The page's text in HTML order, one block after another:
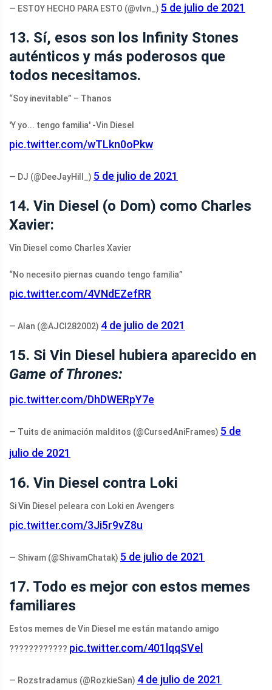
— ESTOY HECHO PARA ESTO (@vlvn_) 5 de julio de 2021
13. Sí, esos son los Infinity Stones
auténticos y más poderosos que
todos necesitamos.
“Soy inevitable” – Thanos
'Y yo... tengo familia' -Vin Diesel
pic.twitter.com/wTLkn0oPkw
— DJ (@DeeJayHill_) 5 de julio de 2021
14. Vin Diesel (o Dom) como Charles
Xavier:
Vin Diesel como Charles Xavier
“No necesito piernas cuando tengo familia”
pic.twitter.com/4VNdEZefRR
— Alan (@AJCI282002) 4 de julio de 2021
15. Si Vin Diesel hubiera aparecido en
Game of Thrones:
pic.twitter.com/DhDWERpY7e
— Tuits de animación malditos (@CursedAniFrames) 5 de
julio de 2021
16. Vin Diesel contra Loki
Si Vin Diesel peleara con Loki en Avengers
pic.twitter.com/3Ji5r9vZ8u
— Shivam (@ShivamChatak) 5 de julio de 2021
17. Todo es mejor con estos memes
familiares
Estos memes de Vin Diesel me están matando amigo
???????????? pic.twitter.com/401lqqSVel
— Rozstradamus (@RozkieSan) 4 de julio de 2021